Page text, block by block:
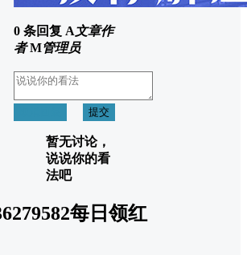
0 条回复 A文章作
者 M管理员
提交
暂无讨论，
说说你的看
法吧
每日领红